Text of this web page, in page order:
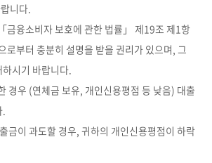
니다.
금융소비자 보호에 관한 법률」 제19조 제1항
로부터 충분히 설명을 받을 권리가 있으며, 그
시기 바랍니다.
경우 (연체금 보유, 개인신용평점 등 낮음) 대출
금이 과도할 경우, 귀하의 개인신용평점이 하락